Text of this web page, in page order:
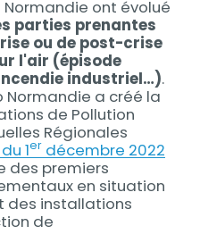
ont évolué
parties prenantes
ou de post-crise
l'air (épisode
industriel…).
Normandie a créé la
de Pollution
Régionales
1erdécembre 2022
des premiers
en situation
des installations
de